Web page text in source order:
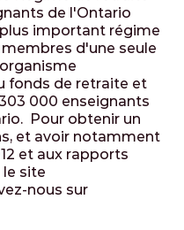
de l'Ontario
important régime
d'une seule
fonds de retraite et
000 enseignants
Pour obtenir un
et avoir notamment
et aux rapports
le site
nous sur